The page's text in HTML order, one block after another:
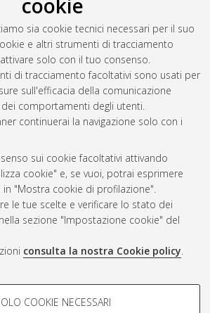
cookie
sia cookie tecnici necessari per il suo
e altri strumenti di tracciamento
solo con il tuo consenso.
di tracciamento facoltativi sono usati per
sull'efficacia della comunicazione
comportamenti degli utenti.
continuerai la navigazione solo con i
sui cookie facoltativi attivando
cookie" e, se vuoi, potrai esprimere
in "Mostra cookie di profilazione".
le tue scelte e verificare lo stato dei
sezione "Impostazione cookie" del
consulta la nostra Cookie policy.
-
COOKIE NECESSARI
del documento:
privacy